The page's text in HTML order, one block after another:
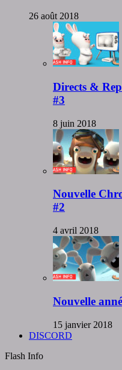
26 août 2018
Directs &
#3
8 juin 2018
Nouvelle
#2
4 avril 2018
Nouvelle
15 janvier 2018
DISCORD
Flash Info